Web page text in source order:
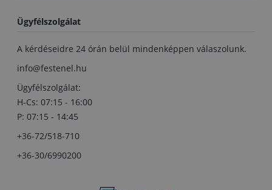
Ügyfélszolgálat
A kérdéseidre 24 órán belül mindenképpen válaszolunk.
info@festenel.hu
Ügyfélszolgálat:
H-Cs: 07:15 - 16:00
P: 07:15 - 14:45
+36-72/518-710
+36-30/6990200